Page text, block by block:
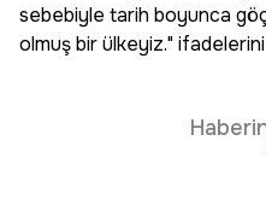
sebebiyle tarih boyunca
olmuş bir ülkeyiz." ifadelerini